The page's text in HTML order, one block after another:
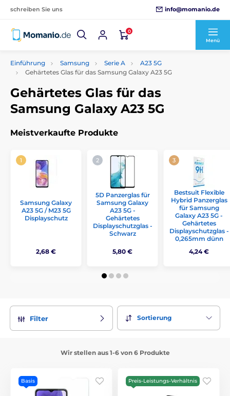
schreiben Sie uns info@momanio.de
0
Menü
Einführung Samsung Serie A
A23 5G
Gehärtetes Glas für das Samsung Galaxy A23 5G
Gehärtetes Glas für das
Samsung Galaxy A23 5G
Meistverkaufte Produkte
Samsung Galaxy
A23 5G / M23 5G
Displayschutz
2,68 €
5D Panzerglas für
Samsung Galaxy
A23 5G -
Gehärtetes
Displayschutzglas -
Schwarz
5,80 €
Bestsuit Flexible
Hybrid Panzerglas
für Samsung
Galaxy A23 5G -
Gehärtetes
Displayschutzglas -
0,265mm dünn
4,24 €
Filter Sortierung
Wir stellen aus 1-6 von 6 Produkte
Basis Preis-Leistungs-Verhältnis